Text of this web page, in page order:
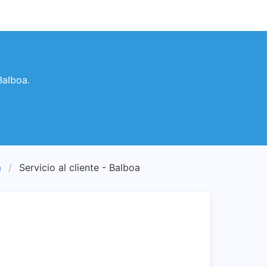
Servicio al cliente - Balboa